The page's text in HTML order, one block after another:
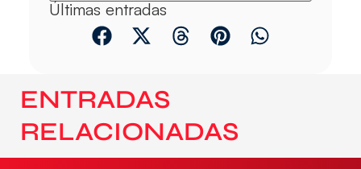
Últimas entradas
ENTRADAS
RELACIONADAS